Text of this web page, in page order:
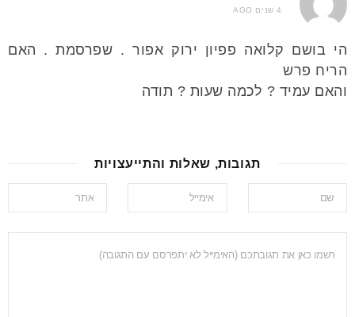
4 שנים AGO
הי בושם קלואה פפיון ירוק אפור . שפרסמת . האם
הריח פרש
והאם עמיד ? לכמה שעות ? תודה
תגובות, שאלות והתייעצויות